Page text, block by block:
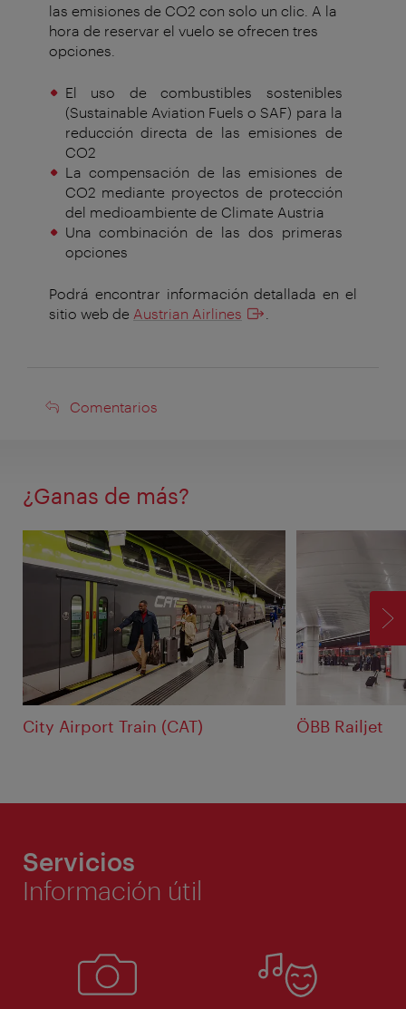
las emisiones de CO2 con solo un clic. A la
hora de reservar el vuelo se ofrecen tres
opciones.
El uso de combustibles sostenibles
(Sustainable Aviation Fuels o SAF) para la
reducción directa de las emisiones de
CO2
La compensación de las emisiones de
CO2 mediante proyectos de protección
del medioambiente de Climate Austria
Una combinación de las dos primeras
opciones
Podrá encontrar información detallada en el
sitio web de Austrian Airlines
Comentarios
Comentarios
¿Ganas de más?
City Airport Train (CAT) ÖBB Railjet
Servicios
Información útil